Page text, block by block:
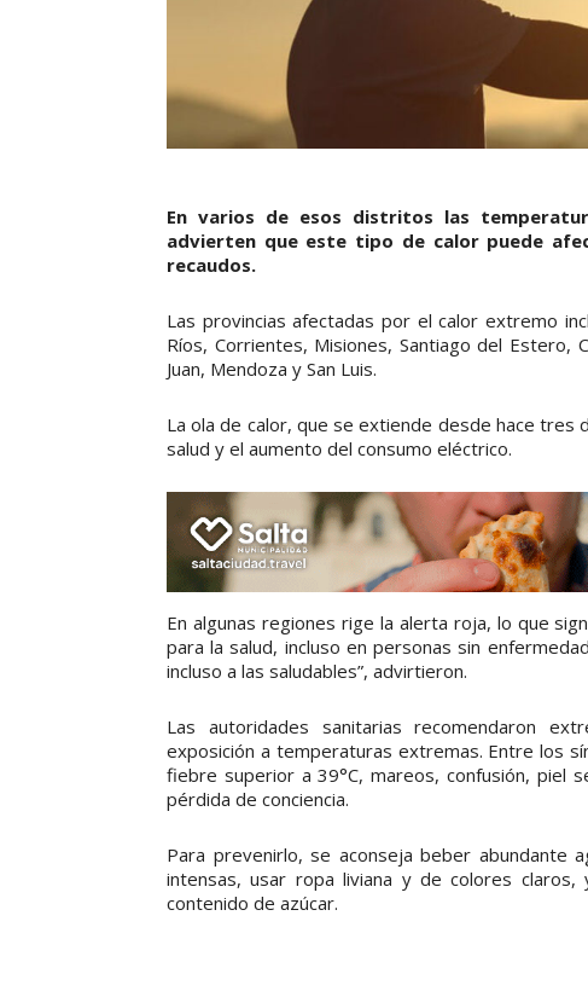
En varios de esos distritos las
advierten que este tipo de calor puede
recaudos.
Las provincias afectadas por el calor extremo
Ríos, Corrientes, Misiones, Santiago del Estero,
Juan, Mendoza y San Luis.
La ola de calor, que se extiende desde hace tres
salud y el aumento del consumo eléctrico.
En algunas regiones rige la alerta roja, lo que
para la salud, incluso en personas sin
incluso a las saludables”, advirtieron.
Las autoridades sanitarias recomendaron
exposición a temperaturas extremas. Entre los
fiebre superior a 39°C, mareos, confusión, piel
pérdida de conciencia.
Para prevenirlo, se aconseja beber abundante
intensas, usar ropa liviana y de colores
contenido de azúcar.